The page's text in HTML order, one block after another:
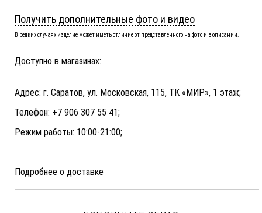
Получить дополнительные фото и видео
В редких случаях изделие может иметь отличие от представленного на фото и в описании.
Доступно в магазинах:
Адрес: г. Саратов, ул. Московская, 115, ТК «МИР», 1 этаж;
Телефон: +7 906 307 55 41;
Режим работы: 10:00-21:00;
Подробнее о доставке